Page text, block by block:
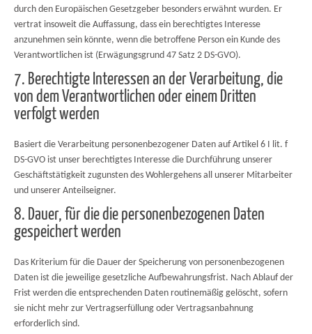
durch den Europäischen Gesetzgeber besonders erwähnt wurden. Er
vertrat insoweit die Auffassung, dass ein berechtigtes Interesse
anzunehmen sein könnte, wenn die betroffene Person ein Kunde des
Verantwortlichen ist (Erwägungsgrund 47 Satz 2 DS-GVO).
7. Berechtigte Interessen an der Verarbeitung, die
von dem Verantwortlichen oder einem Dritten
verfolgt werden
Basiert die Verarbeitung personenbezogener Daten auf Artikel 6 I lit. f
DS-GVO ist unser berechtigtes Interesse die Durchführung unserer
Geschäftstätigkeit zugunsten des Wohlergehens all unserer Mitarbeiter
und unserer Anteilseigner.
8. Dauer, für die die personenbezogenen Daten
gespeichert werden
Das Kriterium für die Dauer der Speicherung von personenbezogenen
Daten ist die jeweilige gesetzliche Aufbewahrungsfrist. Nach Ablauf der
Frist werden die entsprechenden Daten routinemäßig gelöscht, sofern
sie nicht mehr zur Vertragserfüllung oder Vertragsanbahnung
erforderlich sind.